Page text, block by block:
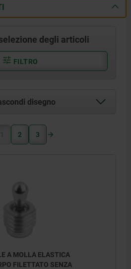
degli articoli
FILTRO
disegno
1 2 3
A MOLLA ELASTICA
FILETTATO SENZA